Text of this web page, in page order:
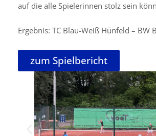
auf die alle Spielerinnen stolz sein
Ergebnis: TC Blau-Weiß Hünfeld – BW
zum Spielbericht